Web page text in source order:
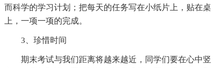
而科学的学习计划；把每天的任务写在小纸片上，贴在桌
上，一项一项的完成。
3、珍惜时间
期末考试与我们距离将越来越近，同学们要在心中竖